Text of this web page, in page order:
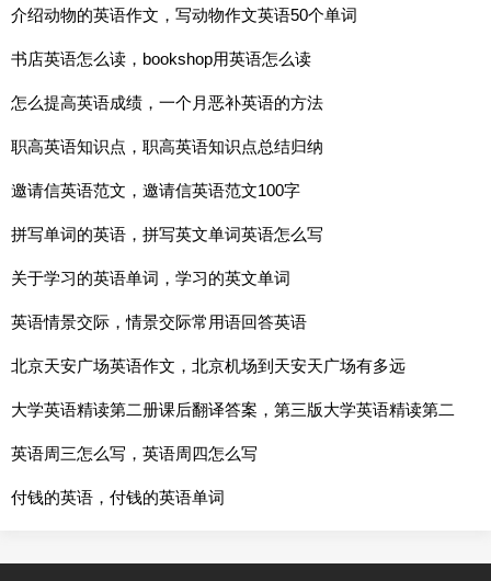
介绍动物的英语作文，写动物作文英语50个单词
书店英语怎么读，bookshop用英语怎么读
怎么提高英语成绩，一个月恶补英语的方法
职高英语知识点，职高英语知识点总结归纳
邀请信英语范文，邀请信英语范文100字
拼写单词的英语，拼写英文单词英语怎么写
关于学习的英语单词，学习的英文单词
英语情景交际，情景交际常用语回答英语
北京天安广场英语作文，北京机场到天安天广场有多远
大学英语精读第二册课后翻译答案，第三版大学英语精读第二
册课后答案
英语周三怎么写，英语周四怎么写
付钱的英语，付钱的英语单词